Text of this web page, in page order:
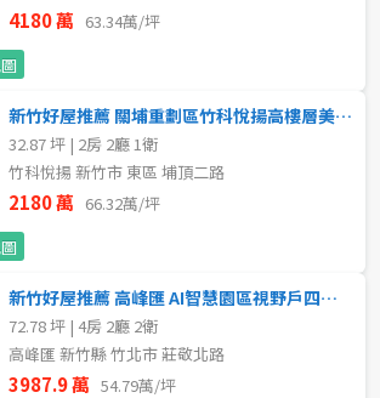
2樓
4180 萬 63.34萬/坪
新竹好屋推薦 關埔重劃區竹科悅揚高樓層美二房
32.87 坪 | 2房 2廳 1衛
竹科悅揚 新竹市 東區 埔頂二路
2180 萬 66.32萬/坪
新竹好屋推薦 高峰匯 AI智慧園區視野戶四房雙車位
72.78 坪 | 4房 2廳 2衛
高峰匯 新竹縣 竹北市 莊敬北路
3987.9 萬 54.79萬/坪